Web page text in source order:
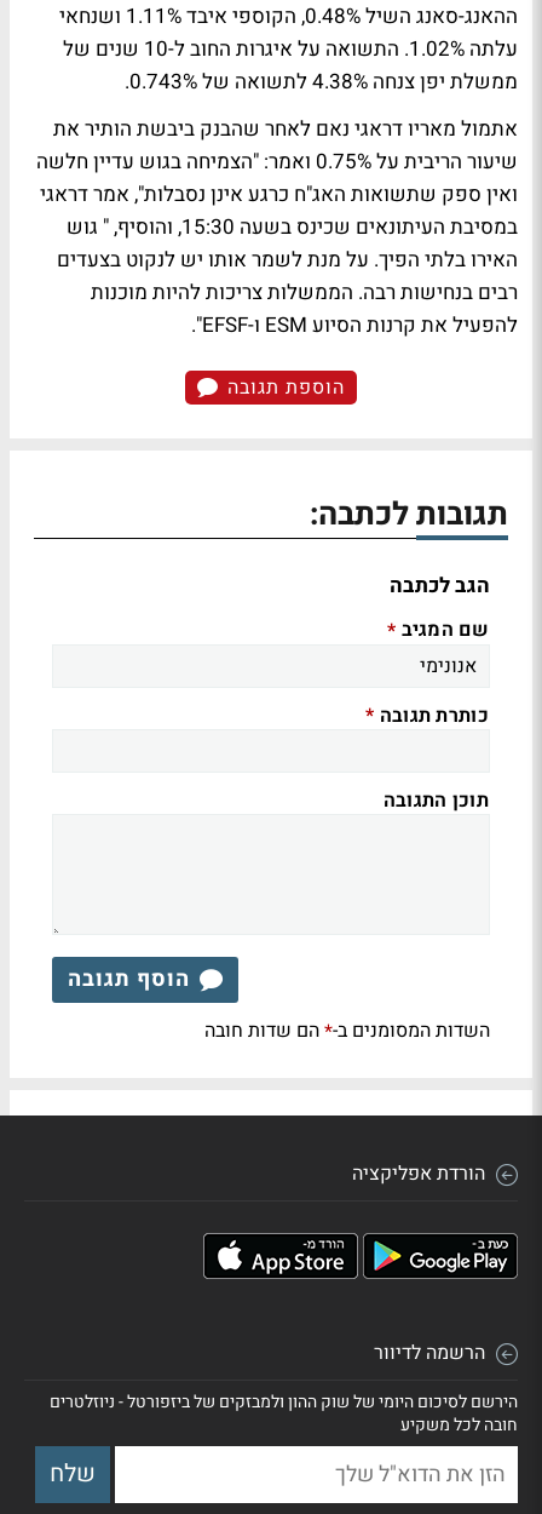
ההאנג-סאנג השיל 0.48%, הקוספי איבד 1.11% ושנחאי
עלתה 1.02%. התשואה על איגרות החוב ל-10 שנים של
ממשלת יפן צנחה 4.38% לתשואה של 0.743%.
אתמול מאריו דראגי נאם לאחר שהבנק ביבשת הותיר את
שיעור הריבית על 0.75% ואמר: "הצמיחה בגוש עדיין חלשה
ואין ספק שתשואות האג"ח כרגע אינן נסבלות", אמר דראגי
במסיבת העיתונאים שכינס בשעה 15:30, והוסיף, " גוש
האירו בלתי הפיך. על מנת לשמר אותו יש לנקוט בצעדים
רבים בנחישות רבה. הממשלות צריכות להיות מוכנות
להפעיל את קרנות הסיוע ESM ו-EFSF".
הוספת תגובה
תגובות לכתבה:
הגב לכתבה
שם המגיב *
כותרת תגובה *
תוכן התגובה
הוסף תגובה
השדות המסומנים ב-*הם שדות חובה
הורדת אפליקציה
הרשמה לדיוור
הירשם לסיכום היומי של שוק ההון ולמבזקים של ביזפורטל - ניוזלטרים
חובה לכל משקיע